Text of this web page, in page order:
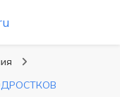
правильные